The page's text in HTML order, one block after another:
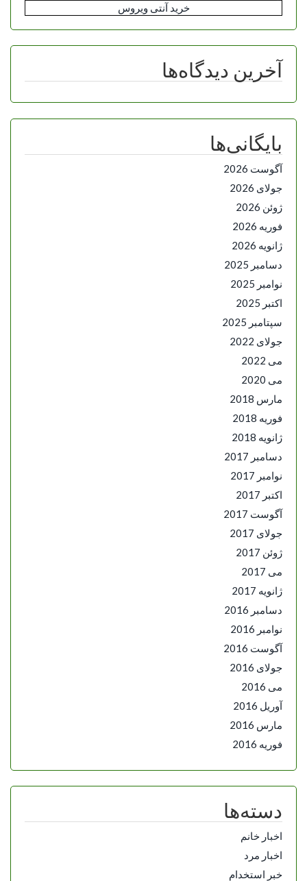
خرید آنتی ویروس
آخرین دیدگاه‌ها
بایگانی‌ها
آگوست 2026
جولای 2026
ژوئن 2026
فوریه 2026
ژانویه 2026
دسامبر 2025
نوامبر 2025
اکتبر 2025
سپتامبر 2025
جولای 2022
می 2022
می 2020
مارس 2018
فوریه 2018
ژانویه 2018
دسامبر 2017
نوامبر 2017
اکتبر 2017
آگوست 2017
جولای 2017
ژوئن 2017
می 2017
ژانویه 2017
دسامبر 2016
نوامبر 2016
آگوست 2016
جولای 2016
می 2016
آوریل 2016
مارس 2016
فوریه 2016
دسته‌ها
اخبار خانم
اخبار مرد
خبر استخدام